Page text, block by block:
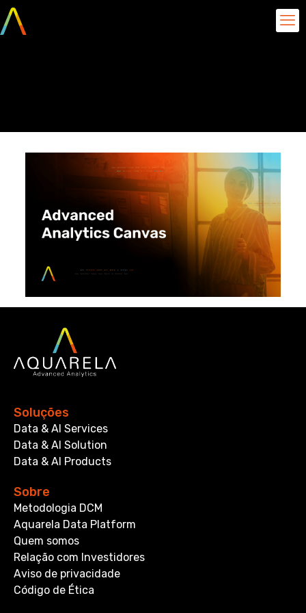
Soluções
Data & AI Services
Data & AI Solution
Data & AI Products
Sobre
Metodologia DCM
Aquarela Data Platform
Quem somos
Relação com Investidores
Aviso de privacidade
Código de Ética